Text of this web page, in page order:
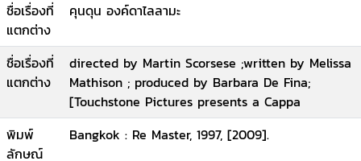
ชื่อเรื่องที่
แตกต่าง
คุนดุน องค์ดาไลลามะ
ชื่อเรื่องที่
แตกต่าง
directed by Martin Scorsese ;written by Melissa
Mathison ; produced by Barbara De Fina;
[Touchstone Pictures presents a Cappa
พิมพ์
ลักษณ์
Bangkok : Re Master, 1997, [2009].